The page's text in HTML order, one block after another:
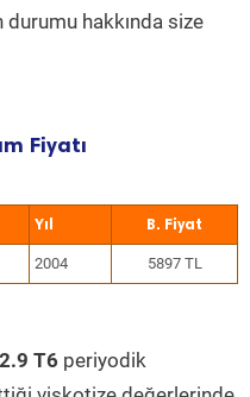
durumu hakkında size
Fiyatı
Yıl
2004 5897 TL
T6 periyodik